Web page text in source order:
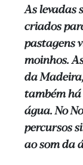
As levadas
criados
pastagens
moinhos.
da
também há
água. No
percursos
ao som da